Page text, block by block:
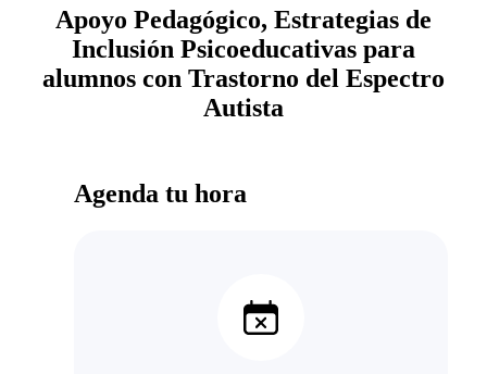
Apoyo Pedagógico, Estrategias de
Inclusión Psicoeducativas para
alumnos con Trastorno del Espectro
Autista
Agenda tu hora